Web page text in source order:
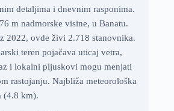
detaljima i dnevnim rasponima.
m nadmorske visine, u Banatu.
2022, ovde živi 2.718 stanovnika.
teren pojačava uticaj vetra,
i lokalni pljuskovi mogu menjati
rastojanju. Najbliža meteorološka
(4.8 km).